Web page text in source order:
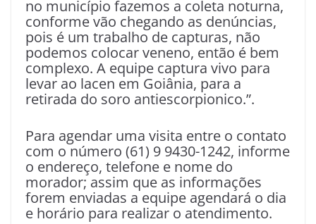
no município fazemos a coleta noturna,
conforme vão chegando as denúncias,
pois é um trabalho de capturas, não
podemos colocar veneno, então é bem
complexo. A equipe captura vivo para
levar ao lacen em Goiânia, para a
retirada do soro antiescorpionico.”.
Para agendar uma visita entre o contato
com o número (61) 9 9430-1242, informe
o endereço, telefone e nome do
morador; assim que as informações
forem enviadas a equipe agendará o dia
e horário para realizar o atendimento.